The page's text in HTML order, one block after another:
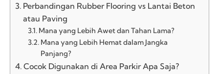
Perbandingan Rubber Flooring vs Lantai Beton
atau Paving
Mana yang Lebih Awet dan Tahan Lama?
Mana yang Lebih Hemat dalam Jangka
Panjang?
Cocok Digunakan di Area Parkir Apa Saja?